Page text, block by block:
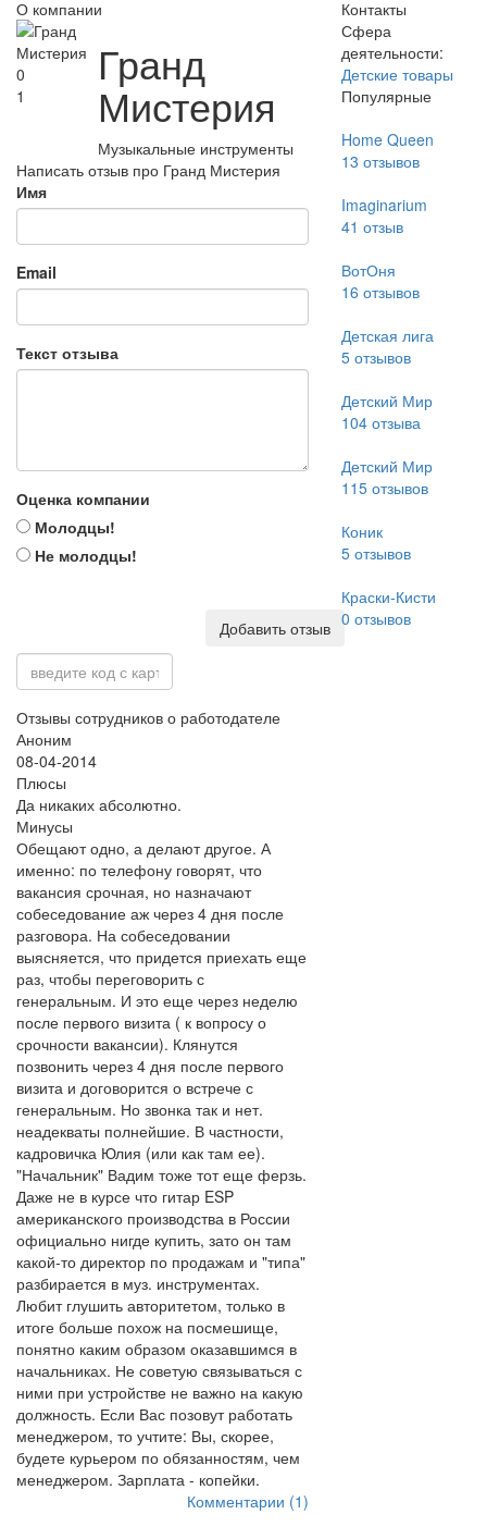
О компании
0
1
Гранд
Мистерия
Музыкальные инструменты
Написать отзыв про Гранд Мистерия
Имя
Email
Текст отзыва
Оценка компании
Молодцы!
Не молодцы!
Добавить отзыв
Отзывы сотрудников о работодателе
Аноним
08-04-2014
Плюсы
Да никаких абсолютно.
Минусы
Обещают одно, а делают другое. А
именно: по телефону говорят, что
вакансия срочная, но назначают
собеседование аж через 4 дня после
разговора. На собеседовании
выясняется, что придется приехать еще
раз, чтобы переговорить с
генеральным. И это еще через неделю
после первого визита ( к вопросу о
срочности вакансии). Клянутся
позвонить через 4 дня после первого
визита и договорится о встрече с
генеральным. Но звонка так и нет.
неадекваты полнейшие. В частности,
кадровичка Юлия (или как там ее).
"Начальник" Вадим тоже тот еще ферзь.
Даже не в курсе что гитар ESP
американского производства в России
официально нигде купить, зато он там
какой-то директор по продажам и "типа"
разбирается в муз. инструментах.
Любит глушить авторитетом, только в
итоге больше похож на посмешище,
понятно каким образом оказавшимся в
начальниках. Не советую связываться с
ними при устройстве не важно на какую
должность. Если Вас позовут работать
менеджером, то учтите: Вы, скорее,
будете курьером по обязанностям, чем
менеджером. Зарплата - копейки.
Комментарии (1)
Контакты
Сфера
деятельности:
Детские товары
Популярные
Home Queen
13 отзывов
Imaginarium
41 отзыв
ВотОня
16 отзывов
Детская лига
5отзывов
Детский Мир
104отзыва
Детский Мир
115отзывов
Коник
5отзывов
Краски-Кисти
0 отзывов